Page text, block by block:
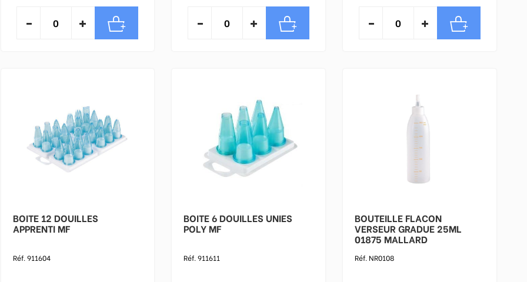
BOITE 12 DOUILLES
APPRENTI MF
Réf. 911604
BOITE 6 DOUILLES UNIES
POLY MF
Réf. 911611
BOUTEILLE FLACON
VERSEUR GRADUE 25ML
01875 MALLARD
Réf. NR0108